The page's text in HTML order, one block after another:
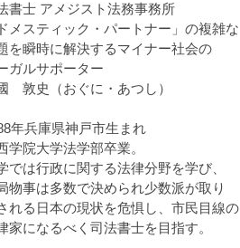
書士 アメジスト法務事務所
メスティック・パートナー」の複雑な
を瞬時に解決するマイナー社会の
ガルサポーター
敦史（おぐに・あつし）
年兵庫県神戸市生まれ
学院大学法学部卒業。
では行政に関する法律分野を学び、
物事は多数で決められ少数派が取り
れる日本の現状を危惧し、市民目線の
家になるべく司法書士を目指す。